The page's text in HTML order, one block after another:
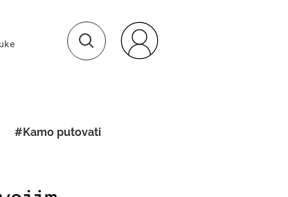
#Kamo putovati